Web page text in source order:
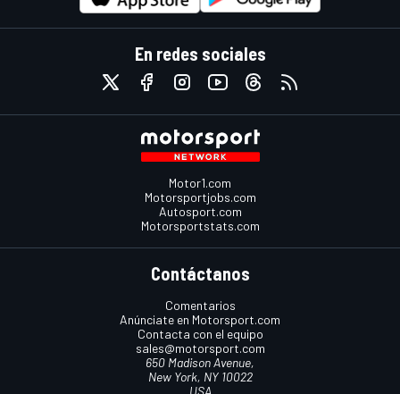
En redes sociales
Motor1.com
Motorsportjobs.com
Autosport.com
Motorsportstats.com
Contáctanos
Comentarios
Anúnciate en Motorsport.com
Contacta con el equipo
sales@motorsport.com
650 Madison Avenue,
New York, NY 10022
USA